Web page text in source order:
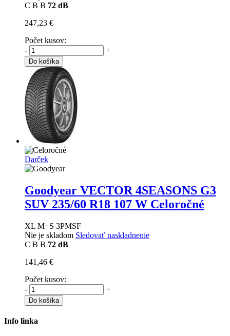
C B B 72 dB
247,23 €
Počet kusov:
-
+
Do košíka
Darček
Goodyear VECTOR 4SEASONS G3
SUV 235/60 R18 107 W Celoročné
XL M+S 3PMSF
Nie je skladom Sledovať naskladnenie
C B B 72 dB
141,46 €
Počet kusov:
-
+
Do košíka
Info linka